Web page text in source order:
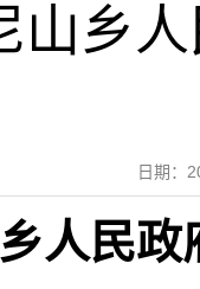
山乡
日期：
人民政